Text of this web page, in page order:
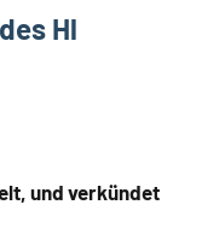
Hl
und verkündet